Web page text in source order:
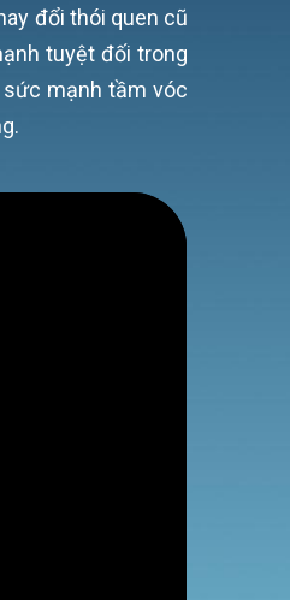
đổi thói quen cũ
tuyệt đối trong
sức mạnh tầm vóc